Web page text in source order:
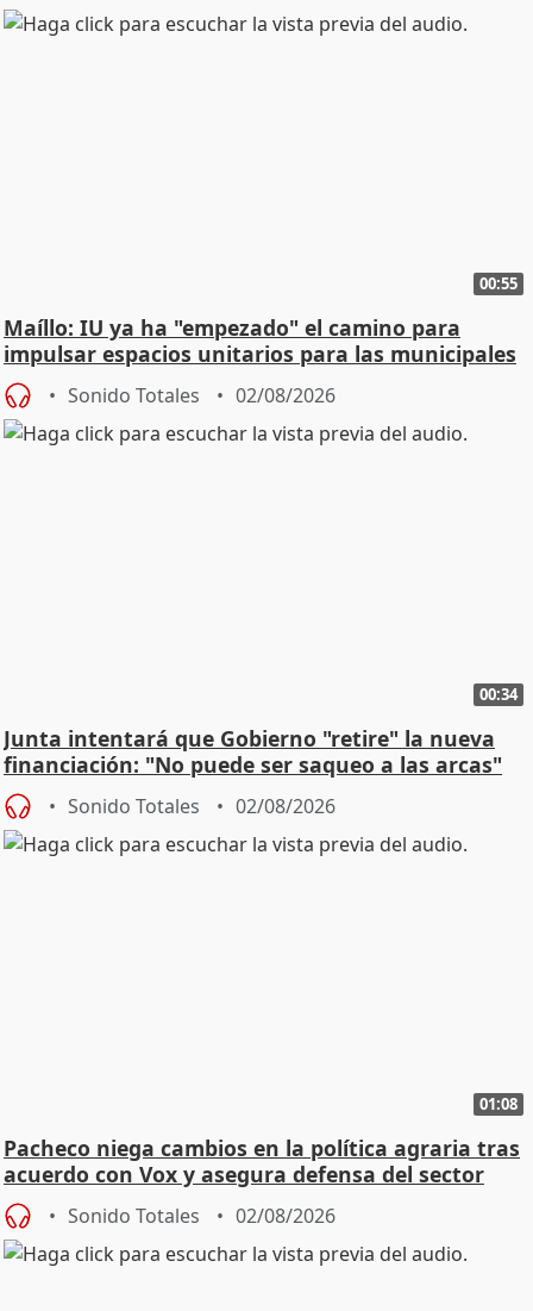
00:55
Maíllo: IU ya ha "empezado" el camino para
impulsar espacios unitarios para las municipales
Sonido Totales 02/08/2026
00:34
Junta intentará que Gobierno "retire" la nueva
financiación: "No puede ser saqueo a las arcas"
Sonido Totales 02/08/2026
01:08
Pacheco niega cambios en la política agraria tras
acuerdo con Vox y asegura defensa del sector
Sonido Totales 02/08/2026